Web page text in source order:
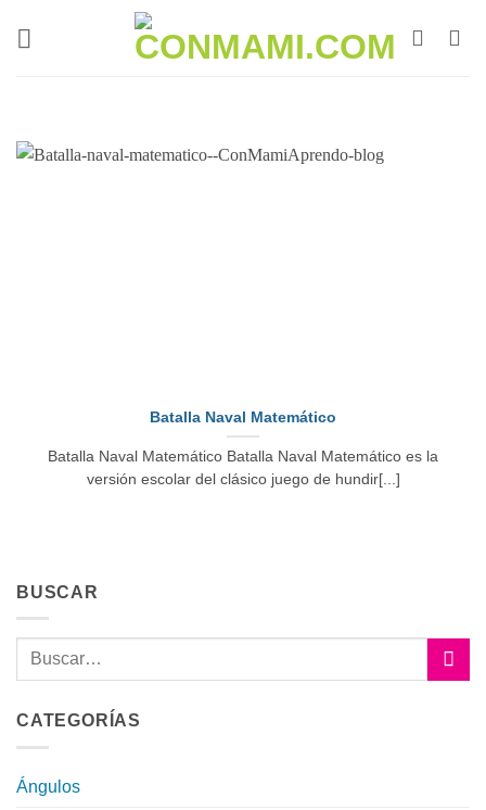
Batalla Naval Matemático
Batalla Naval Matemático Batalla Naval Matemático es la
versión escolar del clásico juego de hundir[...]
BUSCAR
CATEGORÍAS
Ángulos